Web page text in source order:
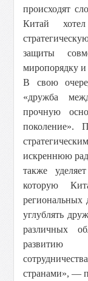
происходят
Китай
защиты
миропорядку и
В свою
«дружба
прочную
поколение».
искреннюю
также
которую
региональных
углублять
различных
развитию
странами», —